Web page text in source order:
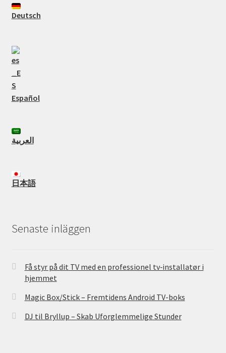
Deutsch
Español
العربية
日本語
Senaste inläggen
Få styr på dit TV med en professionel tv‑installatør i
hjemmet
Magic Box/Stick – Fremtidens Android TV-boks
DJ til Bryllup – Skab Uforglemmelige Stunder